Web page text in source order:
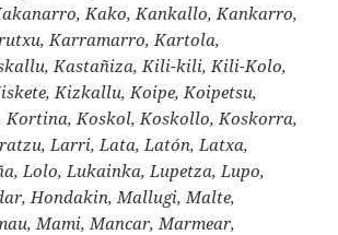
Kako, Kankallo, Kankarro,
Karramarro, Kartola,
Kastañiza, Kili-kili, Kili-Kolo,
Kizkallu, Koipe, Koipetsu,
Kortina, Koskol, Koskollo, Koskorra,
Larri, Lata, Latón, Latxa,
Lolo, Lukainka, Lupetza, Lupo,
Hondakin, Mallugi, Malte,
Mami, Mancar, Marmear,